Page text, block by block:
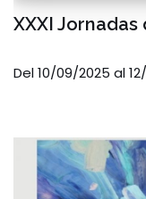
XXXI
Del 10/09/2025 al